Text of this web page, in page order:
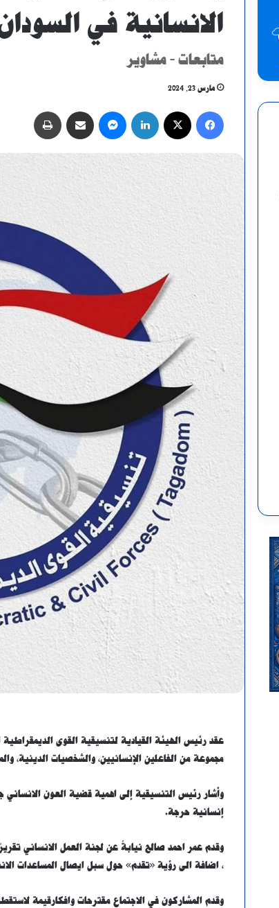
الانسانية في
متابعات - مشاوير
مارس 23, 2024
فيسبوك لينكدإن ماسنجر مشاركة عبر البريد
عقد رئيس الهيئة القيادية لتنسيقية القوى
مجموعة من الفاعلين الإنسانيين، والشخصيات الدينية،
وأشار رئيس التنسيقية إلى اهمية قضية العون
إنسانية حرجة.
وقدم عمر احمد صالح نيابةً عن لجنة العمل الانساني
، اضافة الى رؤية «تقدم» حول سبل ايصال المساعدات
وقدم المشاركون في الاجتماع مقترحات وافكارقيمة